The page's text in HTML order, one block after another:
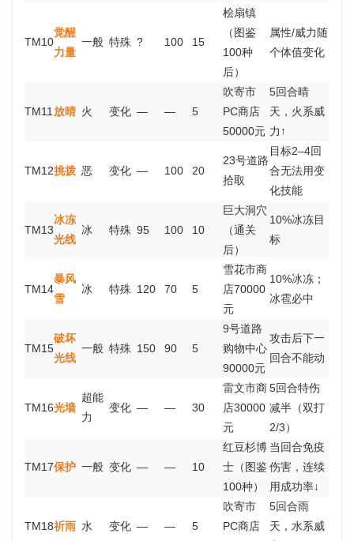
TM10
觉醒
力量
一般 特殊 ? 100 15
桧扇镇
（图鉴
100种
后）
属性/威力随
个体值变化
TM11 放晴 火 变化 — — 5
吹寄市
PC商店
50000元
5回合晴
天，火系威
力↑
TM12挑拨 恶 变化 — 100 20
23号道路
拾取
目标2–4回
合无法用变
化技能
TM13
冰冻
光线
冰 特殊 95 100 10
巨大洞穴
（通关
后）
10%冰冻目
标
TM14
暴风
雪
冰 特殊 120 70 5
雪花市商
店70000
元
10%冰冻；
冰雹必中
TM15
破坏
光线
一般 特殊 150 90 5
9号道路
购物中心
90000元
攻击后下一
回合不能动
TM16光墙
超能
力
变化 — — 30
雷文市商
店30000
元
5回合特伤
减半（双打
2/3）
TM17保护 一般 变化 — — 10
红豆杉博
士（图鉴
100种）
当回合免疫
伤害，连续
用成功率↓
TM18祈雨 水 变化 — — 5
吹寄市
PC商店
5回合雨
天，水系威